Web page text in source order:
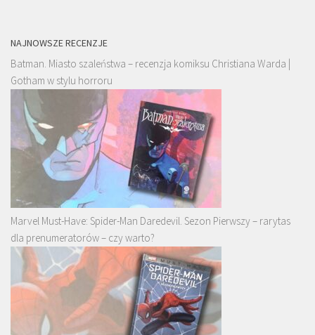
NAJNOWSZE RECENZJE
Batman. Miasto szaleństwa – recenzja komiksu Christiana Warda |
Gotham w stylu horroru
Marvel Must-Have: Spider-Man Daredevil. Sezon Pierwszy – rarytas
dla prenumeratorów – czy warto?